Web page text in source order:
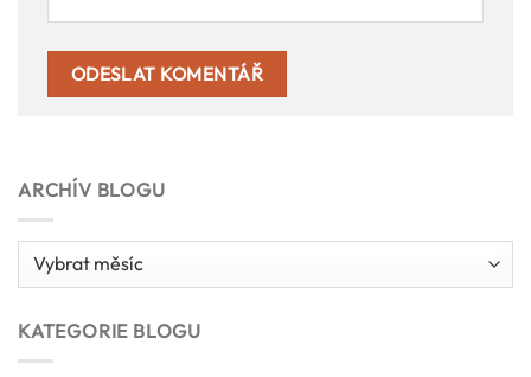
ARCHÍV BLOGU
Archív
blogu
KATEGORIE BLOGU